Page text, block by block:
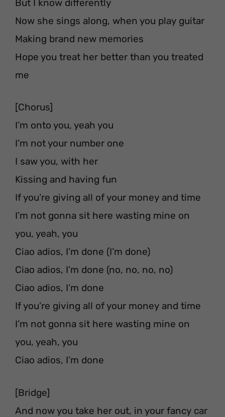
But I know differently
Now she sings along, when you play guitar
Making brand new memories
Hope you treat her better than you treated
me
[Chorus]
I’m onto you, yeah you
I’m not your number one
I saw you, with her
Kissing and having fun
If you’re giving all of your money and time
I’m not gonna sit here wasting mine on
you, yeah, you
Ciao adios, I’m done (I’m done)
Ciao adios, I’m done (no, no, no, no)
Ciao adios, I’m done
If you’re giving all of your money and time
I’m not gonna sit here wasting mine on
you, yeah, you
Ciao adios, I’m done
[Bridge]
And now you take her out, in your fancy car